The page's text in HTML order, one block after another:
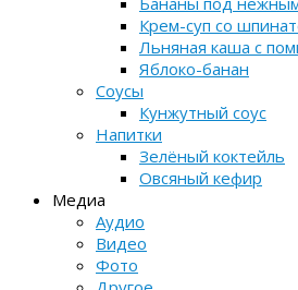
Крем-суп со
Льняная каша с
Яблоко-банан
Соусы
Кунжутный соус
Напитки
Зелёный коктейль
Овсяный кефир
Медиа
Аудио
Видео
Фото